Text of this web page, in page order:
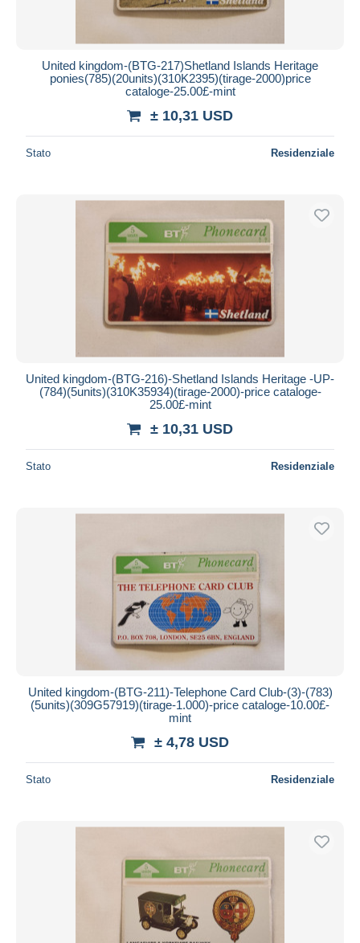
United kingdom-(BTG-217)Shetland Islands Heritage
ponies(785)(20units)(310K2395)(tirage-2000)price
cataloge-25.00£-mint
± 10,31 USD
Stato Residenziale
United kingdom-(BTG-216)-Shetland Islands Heritage -UP-
(784)(5units)(310K35934)(tirage-2000)-price cataloge-
25.00£-mint
± 10,31 USD
Stato Residenziale
United kingdom-(BTG-211)-Telephone Card Club-(3)-(783)
(5units)(309G57919)(tirage-1.000)-price cataloge-10.00£-
mint
± 4,78 USD
Stato Residenziale